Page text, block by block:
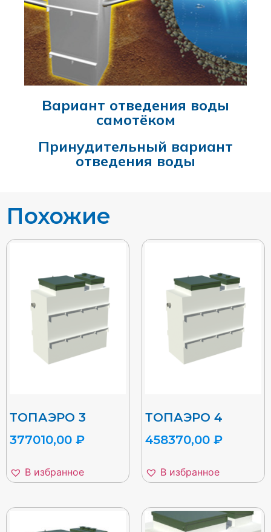
Вариант отведения воды
самотёком
Принудительный вариант
отведения воды
Похожие
ТОПАЭРО 3
377010,00 ₽
В избранное
ТОПАЭРО 4
458370,00 ₽
В избранное